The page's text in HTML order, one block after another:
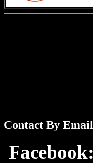
Contact By Email
Facebook: